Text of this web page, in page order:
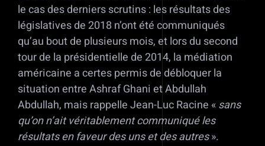
le cas des derniers scrutins : les résultats des
législatives de 2018 n’ont été communiqués
qu’au bout de plusieurs mois, et lors du second
tour de la présidentielle de 2014, la médiation
américaine a certes permis de débloquer la
situation entre Ashraf Ghani et Abdullah
Abdullah, mais rappelle Jean-Luc Racine «sans
qu’on n’ait véritablement communiqué les
résultats en faveur des uns et des autres».